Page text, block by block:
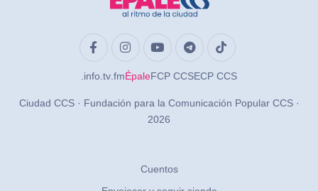
.info .tv .fmÉpaleFCP CCSECP CCS
Ciudad CCS · Fundación para la Comunicación Popular CCS ·
2026
Cuentos